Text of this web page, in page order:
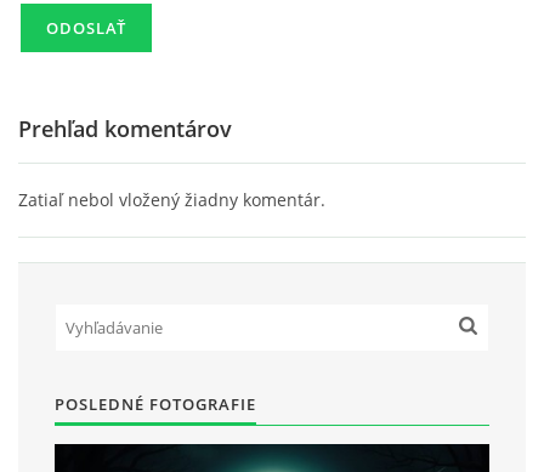
Prehľad komentárov
Zatiaľ nebol vložený žiadny komentár.
POSLEDNÉ FOTOGRAFIE